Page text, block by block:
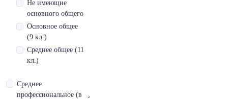
Не имеющие
основного общего
Основное общее
(9 кл.)
Среднее общее (11
кл.)
Среднее
профессиональное (в